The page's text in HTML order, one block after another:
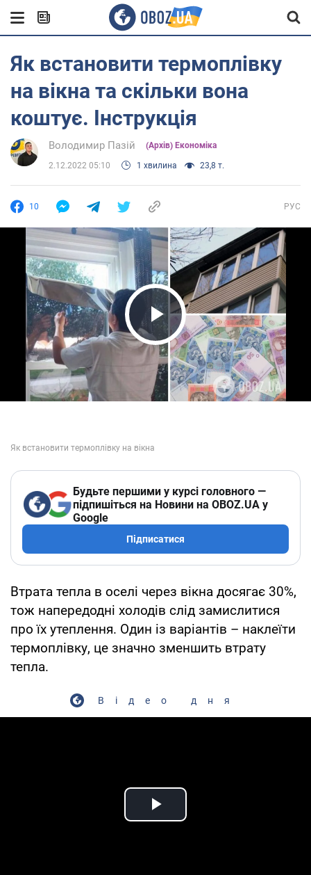
Як встановити термоплівку
на вікна та скільки вона
коштує. Інструкція
Володимир Пазій (Архів) Економіка
2.12.2022 05:10 1 хвилина 23,8 т.
10 РУС
Play Video
Будьте першими у курсі головного —
підпишіться на Новини на OBOZ.UA у
Google
Підписатися
Втрата тепла в оселі через вікна досягає 30%,
тож напередодні холодів слід замислитися
про їх утеплення. Один із варіантів – наклеїти
термоплівку, це значно зменшить втрату
тепла.
Відео дня
Play Video